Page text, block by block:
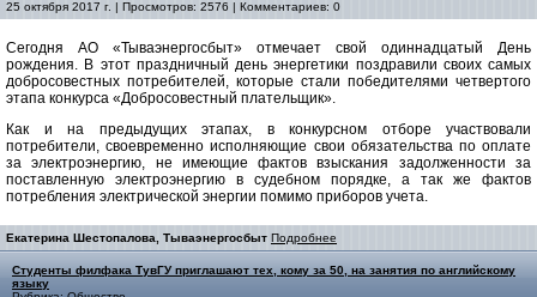
25 октября 2017 г. | Просмотров: 2576 | Комментариев: 0
Сегодня АО «Тываэнергосбыт» отмечает свой одиннадцатый День
рождения. В этот праздничный день энергетики поздравили своих самых
добросовестных потребителей, которые стали победителями четвертого
этапа конкурса «Добросовестный плательщик».
Как и на предыдущих этапах, в конкурсном отборе участвовали
потребители, своевременно исполняющие свои обязательства по оплате
за электроэнергию, не имеющие фактов взыскания задолженности за
поставленную электроэнергию в судебном порядке, а так же фактов
потребления электрической энергии помимо приборов учета.
Екатерина Шестопалова, Тываэнергосбыт Подробнее
Студенты филфака ТувГУ приглашают тех, кому за 50, на занятия по английскому
языку